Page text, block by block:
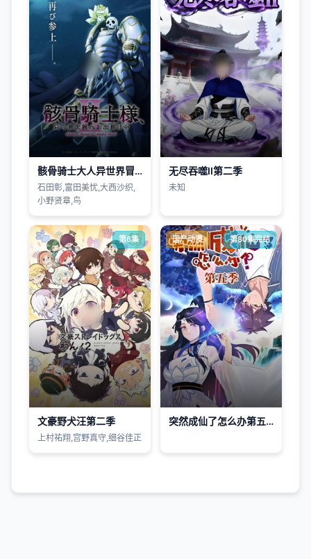
骸骨骑士大人异世界冒险第二季
石田彰,富田美忧,大西沙织,
小野贤章,鸟
无尽吞噬II第二季
未知
第6集
文豪野犬汪第二季
上村祐翔,宫野真守,细谷佳正
国产动漫 第80集完结
​突然成仙了怎么办第五季​